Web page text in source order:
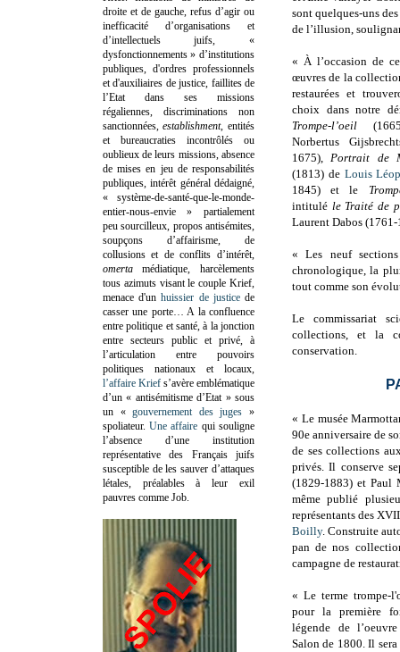
sont quelques-uns
de l’illusion,
« À l’occasion de
œuvres de la
restaurées et
choix dans notre
Trompe-l’oeil
Norbertus
1675),Portrait de
(1813) de Louis
1845) et le
intitulé le Traité de
Laurent Dabos
« Les neuf
chronologique, la
tout comme son
Le commissariat
collections, et la
conservation.
« Le musée
90e anniversaire de
de ses collections
privés. Il conserve
(1829-1883) et Paul
même publié
représentants des
Boilly. Construite
pan de nos
campagne de
« Le terme trompe-
pour la première
légende de
Salon de 1800. Il
droite et de gauche, refus d’agir ou
inefficacité d’organisations et
d’intellectuels juifs, «
dysfonctionnements » d’institutions
publiques, d'ordres professionnels
et d'auxiliaires de justice, faillites de
l’Etat dans ses missions
régaliennes, discriminations non
sanctionnées,establishment, entités
et bureaucraties incontrôlés ou
oublieux de leurs missions, absence
de mises en jeu de responsabilités
publiques, intérêt général dédaigné,
« système-de-santé-que-le-monde-
entier-nous-envie » partialement
peu sourcilleux, propos antisémites,
soupçons d’affairisme, de
collusions et de conflits d’intérêt,
omertamédiatique, harcèlements
tous azimuts visant le couple Krief,
menace d'unhuissier de justicede
casser une porte… A la confluence
entre politique et santé, à la jonction
entre secteurs public et privé, à
l’articulation entre pouvoirs
politiques nationaux et locaux,
l’affaire Krief s’avère emblématique
d’un « antisémitisme d’Etat » sous
un «gouvernement des juges »
spoliateur.Une affaire qui souligne
l’absence d’une institution
représentative des Français juifs
susceptible de les sauver d’attaques
létales, préalables à leur exil
pauvres comme Job.